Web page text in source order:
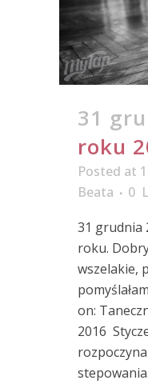
31 gru
roku
Posted at
Beata
0
31 grudnia
roku.
wszelakie,
on:
2016